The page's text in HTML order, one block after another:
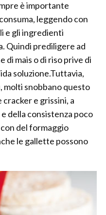
è importante
leggendo con
e gli ingredienti
Quindi prediligere ad
di mais o di riso prive di
soluzione.Tuttavia,
snobbano questo
e grissini, a
della consistenza poco
del formaggio
le gallette possono